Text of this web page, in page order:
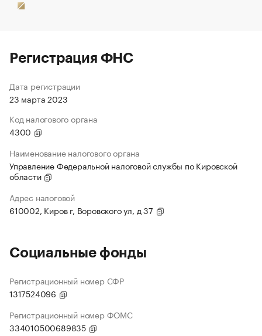
Регистрация ФНС
Дата регистрации
23 марта 2023
Код налогового органа
4300
Наименование налогового органа
Управление Федеральной налоговой службы по Кировской
области
Адрес налоговой
610002, Киров г, Воровского ул, д 37
Социальные фонды
Регистрационный номер СФР
1317524096
Регистрационный номер ФОМС
334010500689835